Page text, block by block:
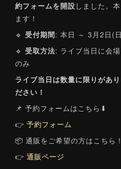
約フォームを開設 しました。
ます！
🔹 受付期間: 本日 ～ 3月2日(
🔹 受取方法: ライブ当日に会
のみ
ライブ当日は数量に限りがあ
ださい！
📌 予約フォームはこちら⬇
👉 予約フォーム
📦 通販をご希望の方はこちら
👉 通販ページ